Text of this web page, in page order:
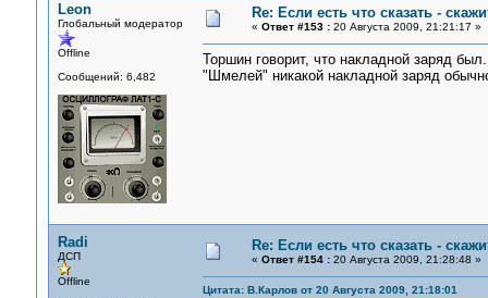
Leon
Глобальный модератор
Offline
Сообщений: 6,482
Re: Если есть что сказать -
« Ответ #153 :20 Августа 2009, 21:21:17 »
Торшин говорит, что накладной заряд
"Шмелей" никакой накладной заряд
Radi
ДСП
Offline
Re: Если есть что сказать -
« Ответ #154 :20 Августа 2009, 21:28:48 »
Цитата: В.Карлов от 20 Августа 2009, 21:18:01